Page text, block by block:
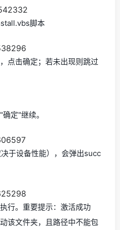
脚本
点击确定；若未出现则跳过
定"继续。
于设备性能），会弹出succ
行。重要提示：激活成功
该文件夹，且路径中不能包